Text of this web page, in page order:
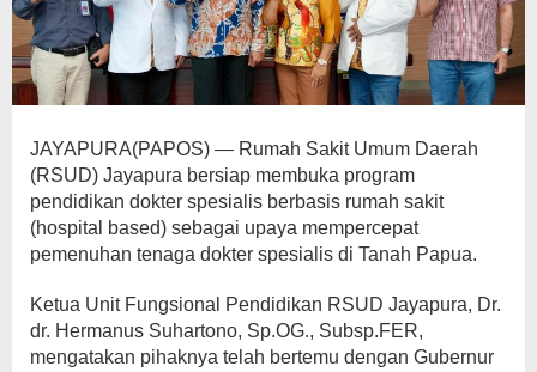
JAYAPURA(PAPOS) — Rumah Sakit Umum Daerah
(RSUD) Jayapura bersiap membuka program
pendidikan dokter spesialis berbasis rumah sakit
(hospital based) sebagai upaya mempercepat
pemenuhan tenaga dokter spesialis di Tanah Papua.
Ketua Unit Fungsional Pendidikan RSUD Jayapura, Dr.
dr. Hermanus Suhartono, Sp.OG., Subsp.FER,
mengatakan pihaknya telah bertemu dengan Gubernur